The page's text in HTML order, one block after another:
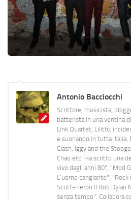
Antonio Bacciocchi
Scrittore, musicista,
batterista in una ventina
Link Quartet, Lilith),
e suonando in tutta Italia,
Clash, Iggy and the
Chao etc. Ha scritto una
vivo dagli anni 80", "Mod
L’uomo cangiante",
Scott-Heron Il Bob Dylan
senza tempo". Collabora